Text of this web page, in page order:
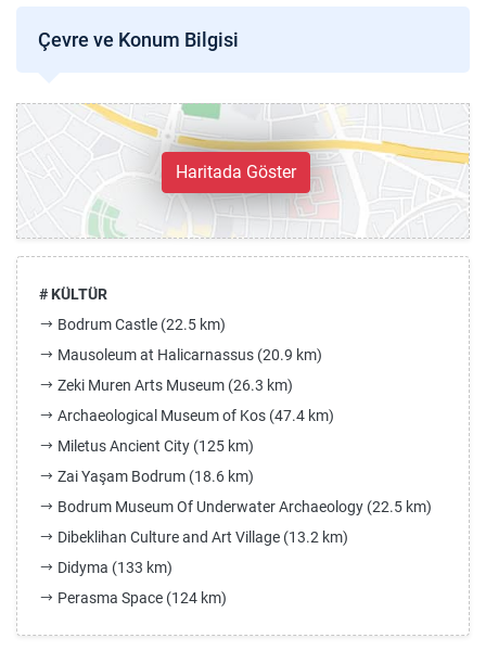
Çevre ve Konum Bilgisi
Haritada Göster
# KÜLTÜR
Bodrum Castle (22.5 km)
Mausoleum at Halicarnassus (20.9 km)
Zeki Muren Arts Museum (26.3 km)
Archaeological Museum of Kos (47.4 km)
Miletus Ancient City (125 km)
Zai Yaşam Bodrum (18.6 km)
Bodrum Museum Of Underwater Archaeology (22.5 km)
Dibeklihan Culture and Art Village (13.2 km)
Didyma (133 km)
Perasma Space (124 km)